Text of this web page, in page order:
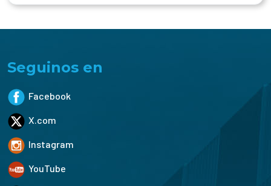
Seguinos en
Facebook
X.com
Instagram
YouTube